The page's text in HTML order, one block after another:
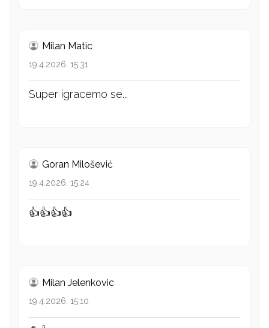
Milan Matic
19.4.2026. 15:31
Super igracemo se...
Goran Milošević
19.4.2026. 15:24
👍👍👍👍
Milan Jelenkovic
19.4.2026. 15:10